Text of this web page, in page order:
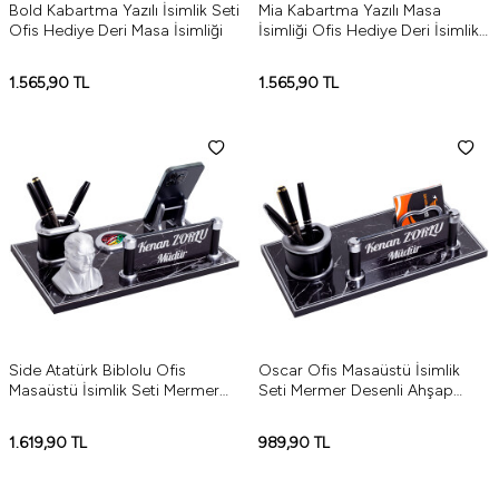
Bold Kabartma Yazılı İsimlik Seti
Ofis Hediye Deri Masa İsimliği
1.565,90 TL
Mia Kabartma Yazılı Masa
İsimliği Ofis Hediye Deri İsimlik
1.565,90 TL
Side Atatürk Biblolu Ofis
Masaüstü İsimlik Seti Mermer
1.619,90 TL
Oscar Ofis Masaüstü İsimlik
Seti Mermer Desenli Ahşap
989,90 TL